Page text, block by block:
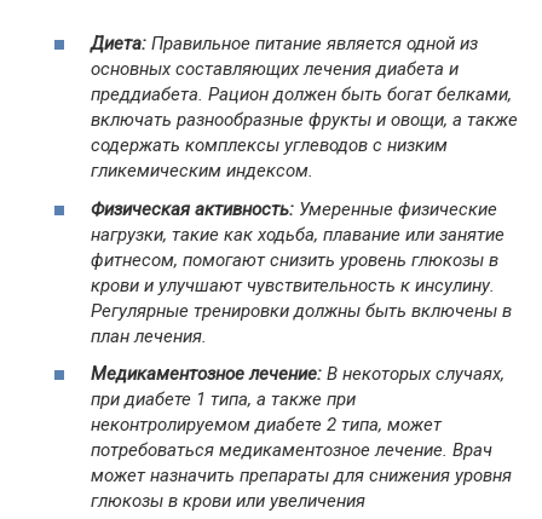
Диета: Правильное питание является одной из
основных составляющих лечения диабета и
преддиабета. Рацион должен быть богат белками,
включать разнообразные фрукты и овощи, а также
содержать комплексы углеводов с низким
гликемическим индексом.
Физическая активность: Умеренные физические
нагрузки, такие как ходьба, плавание или занятие
фитнесом, помогают снизить уровень глюкозы в
крови и улучшают чувствительность к инсулину.
Регулярные тренировки должны быть включены в
план лечения.
Медикаментозное лечение: В некоторых случаях,
при диабете 1 типа, а также при
неконтролируемом диабете 2 типа, может
потребоваться медикаментозное лечение. Врач
может назначить препараты для снижения уровня
глюкозы в крови или увеличения